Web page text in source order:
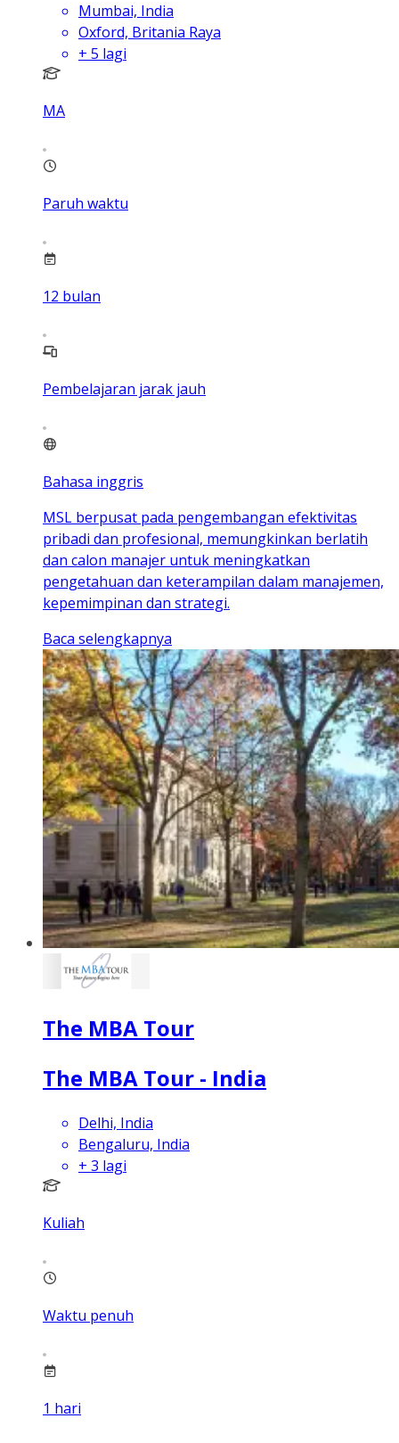
Mumbai, India
Oxford, Britania Raya
+ 5 lagi
MA
Paruh waktu
12 bulan
Pembelajaran jarak jauh
Bahasa inggris
MSL berpusat pada pengembangan efektivitas
pribadi dan profesional, memungkinkan berlatih
dan calon manajer untuk meningkatkan
pengetahuan dan keterampilan dalam manajemen,
kepemimpinan dan strategi.
Baca selengkapnya
The MBA Tour
The MBA Tour - India
Delhi, India
Bengaluru, India
+ 3 lagi
Kuliah
Waktu penuh
1 hari